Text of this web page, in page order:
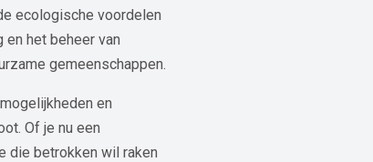
ecologische voordelen
het beheer van
gemeenschappen.
en
Of je nu een
die betrokken wil raken